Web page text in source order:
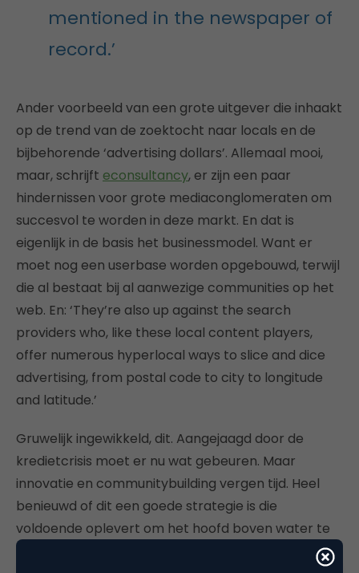
mentioned in the newspaper of
record.’
Ander voorbeeld van een grote uitgever die inhaakt
op de trend van de zoektocht naar locals en de
bijbehorende ‘advertising dollars’. Allemaal mooi,
maar, schrijft econsultancy, er zijn een paar
hindernissen voor grote mediaconglomeraten om
succesvol te worden in deze markt. En dat is
eigenlijk in de basis het businessmodel. Want er
moet nog een userbase worden opgebouwd, terwijl
die al bestaat bij al aanwezige communities op het
web. En: ‘They’re also up against the search
providers who, like these local content players,
offer numerous hyperlocal ways to slice and dice
advertising, from postal code to city to longitude
and latitude.’
Gruwelijk ingewikkeld, dit. Aangejaagd door de
kredietcrisis moet er nu wat gebeuren. Maar
innovatie en communitybuilding vergen tijd. Heel
benieuwd of dit een goede strategie is die
voldoende oplevert om het hoofd boven water te
houden. Voor NBC, maar ook voor andere uitgevers.